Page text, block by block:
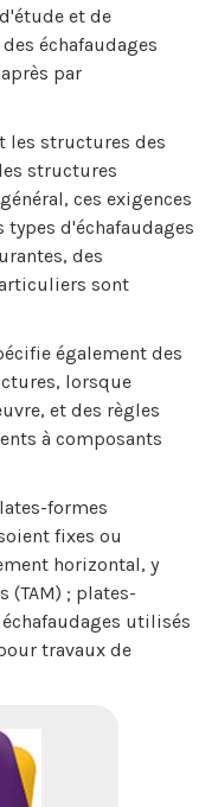
et de
échafaudages
par
les structures des
structures
ces exigences
d'échafaudages
des
sont
également des
lorsque
et des règles
à composants
formes
fixes ou
horizontal, y
(TAM) ; plates-
utilisés
travaux de